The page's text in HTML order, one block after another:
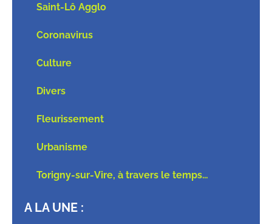
Saint-Lô Agglo
Coronavirus
Culture
Divers
Fleurissement
Urbanisme
Torigny-sur-Vire, à travers le temps…
A LA UNE :